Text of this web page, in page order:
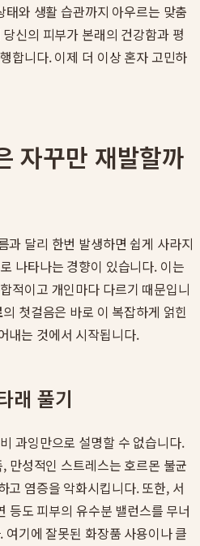
와 생활 습관까지 아우르는 맞춤
신의 피부가 본래의 건강함과 평
합니다. 이제 더 이상 혼자 고민하
자꾸만 재발할까
과 달리 한번 발생하면 쉽게 사라지
나타나는 경향이 있습니다. 이는
적이고 개인마다 다르기 때문입니
의 첫걸음은 바로 이 복잡하게 얽힌
내는 것에서 시작됩니다.
래 풀기
과잉만으로 설명할 수 없습니다.
만성적인 스트레스는 호르몬 불균
고 염증을 악화시킵니다. 또한, 서
등도 피부의 유수분 밸런스를 무너
기에 잘못된 화장품 사용이나 클